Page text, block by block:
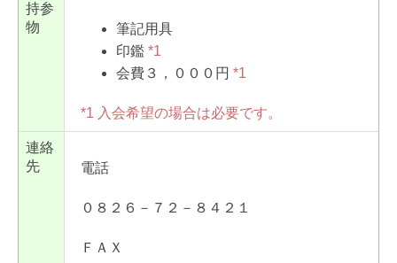
持参
物
筆記用具
印鑑 *1
会費３，０００円 *1
*1 入会希望の場合は必要です。
連絡
先
電話
０８２６－７２－８４２１
ＦＡＸ